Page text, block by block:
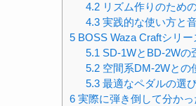
4.2リズム作りのため
4.3実践的な使い方と
5 BOSS Waza Craftシリ
5.1 SD-1WとBD-2Wの
5.2空間系DM-2Wとの
5.3最適なペダルの選
6 実際に弾き倒して分か